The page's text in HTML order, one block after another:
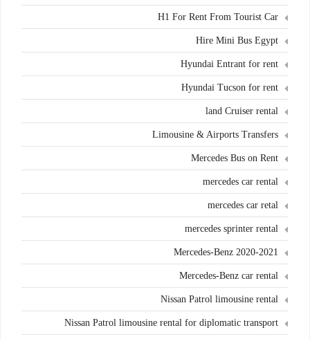
H1 For Rent From Tourist Car
Hire Mini Bus Egypt
Hyundai Entrant for rent
Hyundai Tucson for rent
land Cruiser rental
Limousine & Airports Transfers
Mercedes Bus on Rent
mercedes car rental
mercedes car retal
mercedes sprinter rental
Mercedes-Benz 2020-2021
Mercedes-Benz car rental
Nissan Patrol limousine rental
Nissan Patrol limousine rental for diplomatic transport